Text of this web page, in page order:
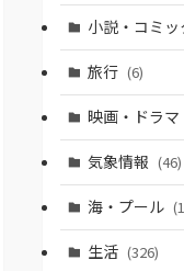
小説・コミ
旅行 (6)
映画・ドラ
気象情報 (46)
海・プール
生活 (326)